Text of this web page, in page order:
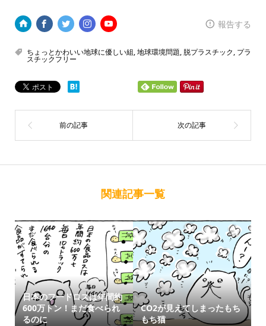
報告する
ちょっとかわいい地球に優しい組,地球環境問題, 脱プラスチック, プラ
スチックフリー
関連記事一覧
日本のフードロスは年間約
600万トン！まだ食べられ
るのに
CO2が見えてしまったもち
もち猫